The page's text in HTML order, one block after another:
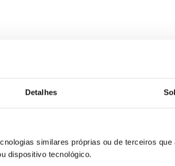
Detalhes
similares próprias ou de terceiros que
dispositivo tecnológico.
poupanças podem oferecer. Desde a
investimento, PPR (e tantos outros
Esta noção de crescimento deve
forma podem as suas poupanças
mesmo cesto
e a (potencial) rentabilidade que
para minimizar o risco. Apostar em
segurança ao investir.